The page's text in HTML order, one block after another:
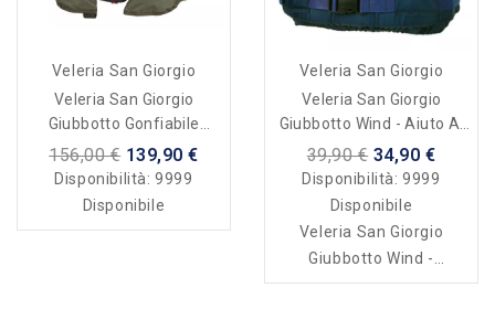
Veleria San Giorgio
Veleria San Giorgio
Giubbotto Gonfiabile
Automatico - Skipper
Outdoor 150 N
156,00 € 139,90 €
Disponibilità:9999
Disponibile
Veleria San Giorgio
Veleria San Giorgio
Giubbotto Wind - Aiuto Al
Galleggiamento 50 N
39,90 € 34,90 €
Disponibilità:9999
Disponibile
Veleria San Giorgio
Giubbotto Wind -
giubbotto Aiuto al